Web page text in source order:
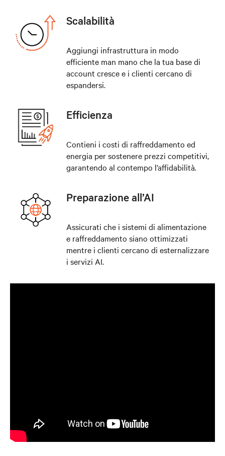
Scalabilità
Aggiungi infrastruttura in modo
efficiente man mano che la tua base di
account cresce e i clienti cercano di
espandersi.
Efficienza
Contieni i costi di raffreddamento ed
energia per sostenere prezzi competitivi,
garantendo al contempo l’affidabilità.
Preparazione all’AI
Assicurati che i sistemi di alimentazione
e raffreddamento siano ottimizzati
mentre i clienti cercano di esternalizzare
i servizi AI.